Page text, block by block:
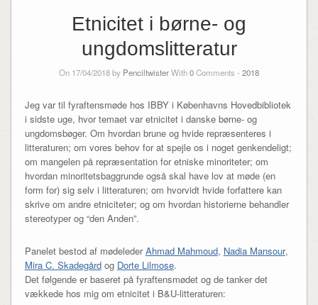
Etnicitet i børne- og
ungdomslitteratur
On 17/04/2018 by PenciltwisterWith0Comments - 2018
Jeg var til fyraftensmøde hos IBBY i Københavns Hovedbibliotek
i sidste uge, hvor temaet var etnicitet i danske børne- og
ungdomsbøger. Om hvordan brune og hvide repræsenteres i
litteraturen; om vores behov for at spejle os i noget genkendeligt;
om mangelen på repræsentation for etniske minoriteter; om
hvordan minoritetsbaggrunde også skal have lov at møde (en
form for) sig selv i litteraturen; om hvorvidt hvide forfattere kan
skrive om andre etniciteter; og om hvordan historiernebehandler
stereotyper og “den Anden”.
Panelet bestod af mødelederAhmad Mahmoud, Nadia Mansour,
Mira C. Skadegårdog Dorte Lilmose.
Det følgende er baseret på fyraftensmødet og de tanker det
vækkede hos mig om etnicitet i B&U-litteraturen: